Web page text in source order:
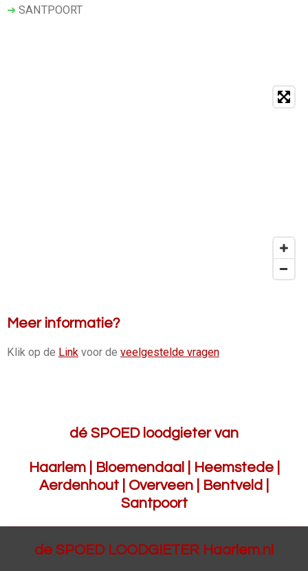
➜ SANTPOORT
Meer informatie?
Klik op de Link voor de veelgestelde vragen
dé SPOED loodgieter van
Haarlem | Bloemendaal | Heemstede |
Aerdenhout | Overveen | Bentveld |
Santpoort
de SPOED LOODGIETER Haarlem.nl